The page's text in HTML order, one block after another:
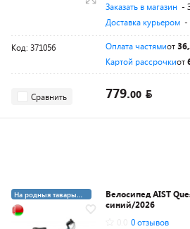
Заказать в магазин -
Доставка курьером -
Код: 371056 Оплата частямиот
Картой рассрочкиот
Сравнить 779.00
На родныя тавары
4%
5+19 суперкредит
Велосипед AIST
синий/2026
0 отзывов